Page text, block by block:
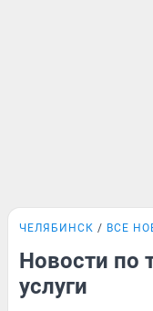
ЧЕЛЯБИНСК ВСЕ
Новости по
услуги